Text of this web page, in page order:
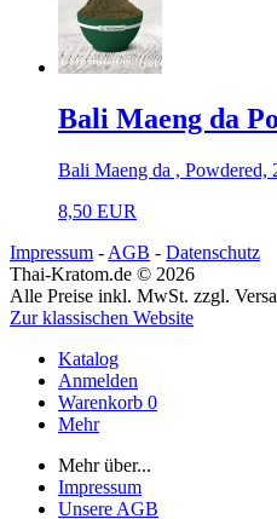
Bali Maeng da
Bali Maeng da , Powdered,
8,50 EUR
Impressum - AGB - Datenschutz
Thai-Kratom.de © 2026
Alle Preise inkl. MwSt. zzgl.
Zur klassischen Website
Katalog
Anmelden
Warenkorb 0
Mehr
Mehr über...
Impressum
Unsere AGB